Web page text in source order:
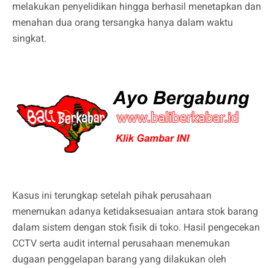
melakukan penyelidikan hingga berhasil menetapkan dan
menahan dua orang tersangka hanya dalam waktu
singkat.
Kasus ini terungkap setelah pihak perusahaan
menemukan adanya ketidaksesuaian antara stok barang
dalam sistem dengan stok fisik di toko. Hasil pengecekan
CCTV serta audit internal perusahaan menemukan
dugaan penggelapan barang yang dilakukan oleh